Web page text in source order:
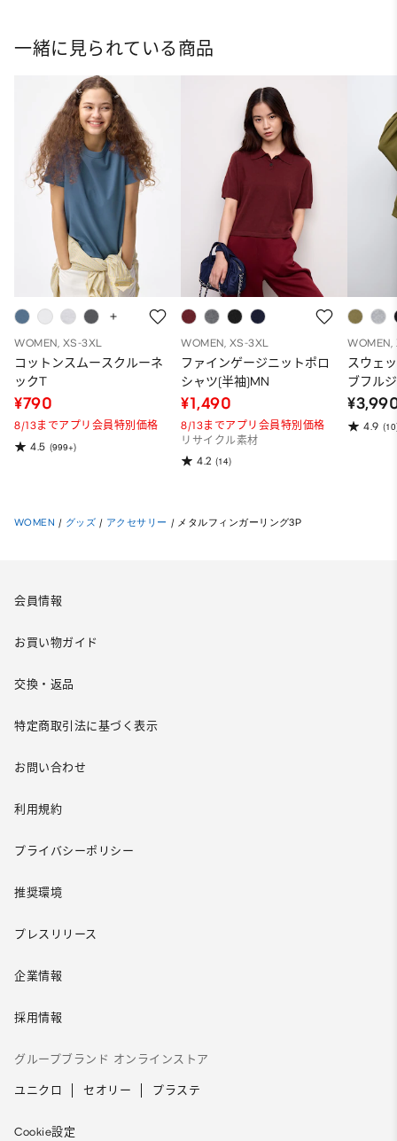
一緒に見られている商品
WOMEN, XS-3XL
コットンスムースクルーネ
ックT
¥790
8/13までアプリ会員特別価格
4.5 (999+)
WOMEN, XS-3XL
ファインゲージニットポロ
シャツ(半袖)MN
¥1,490
8/13までアプリ会員特別価格
リサイクル素材
4.2 (14)
WOMEN,
スウェ
ブフル
ーパー
ット）
4.9
WOMEN / グッズ / アクセサリー / メタルフィンガーリング3P
会員情報
お買い物ガイド
交換・返品
特定商取引法に基づく表示
お問い合わせ
利用規約
プライバシーポリシー
推奨環境
プレスリリース
企業情報
採用情報
グループブランド オンラインストア
ユニクロ セオリー プラステ
Cookie設定